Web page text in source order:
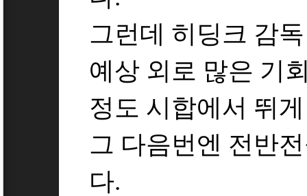
그런데 히딩크 감
예상 외로 많은 기
정도 시합에서 뛰
그 다음번엔 전반
다.